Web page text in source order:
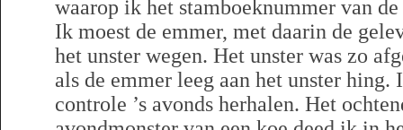
waarop ik het stamboeknummer van
Ik moest de emmer, met daarin de
het unster wegen. Het unster was zo
als de emmer leeg aan het unster hing.
controle ’s avonds herhalen. Het